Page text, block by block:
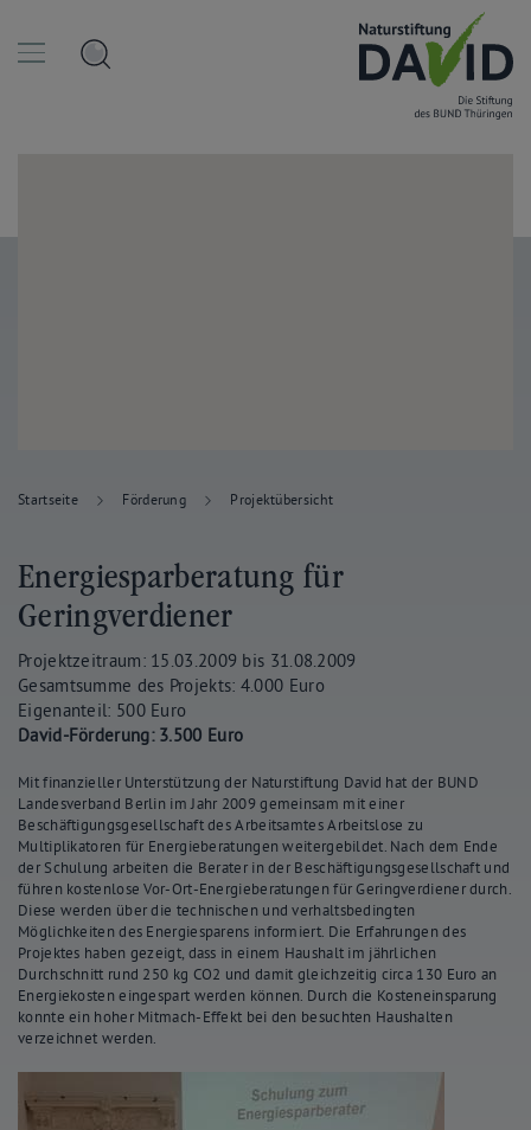
Startseite Förderung Projektübersicht
Energiesparberatung für
Geringverdiener
Projektzeitraum: 15.03.2009 bis 31.08.2009
Gesamtsumme des Projekts: 4.000 Euro
Eigenanteil: 500 Euro
David-Förderung: 3.500 Euro
Mit finanzieller Unterstützung der Naturstiftung David hat der BUND
Landesverband Berlin im Jahr 2009 gemeinsam mit einer
Beschäftigungsgesellschaft des Arbeitsamtes Arbeitslose zu
Multiplikatoren für Energieberatungen weitergebildet. Nach dem Ende
der Schulung arbeiten die Berater in der Beschäftigungsgesellschaft und
führen kostenlose Vor-Ort-Energieberatungen für Geringverdiener durch.
Diese werden über die technischen und verhaltsbedingten
Möglichkeiten des Energiesparens informiert. Die Erfahrungen des
Projektes haben gezeigt, dass in einem Haushalt im jährlichen
Durchschnitt rund 250 kg CO2 und damit gleichzeitig circa 130 Euro an
Energiekosten eingespart werden können. Durch die Kosteneinsparung
konnte ein hoher Mitmach-Effekt bei den besuchten Haushalten
verzeichnet werden.